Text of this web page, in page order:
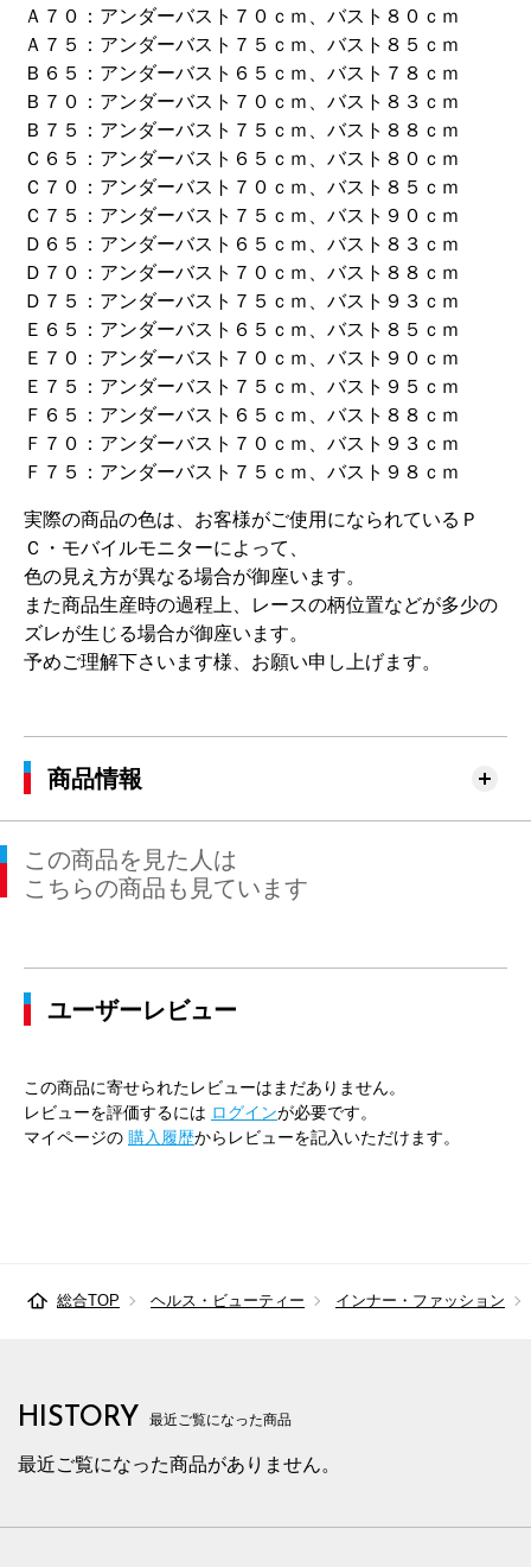
Ａ７０：アンダーバスト７０ｃｍ、バスト８０ｃｍ
Ａ７５：アンダーバスト７５ｃｍ、バスト８５ｃｍ
Ｂ６５：アンダーバスト６５ｃｍ、バスト７８ｃｍ
Ｂ７０：アンダーバスト７０ｃｍ、バスト８３ｃｍ
Ｂ７５：アンダーバスト７５ｃｍ、バスト８８ｃｍ
Ｃ６５：アンダーバスト６５ｃｍ、バスト８０ｃｍ
Ｃ７０：アンダーバスト７０ｃｍ、バスト８５ｃｍ
Ｃ７５：アンダーバスト７５ｃｍ、バスト９０ｃｍ
Ｄ６５：アンダーバスト６５ｃｍ、バスト８３ｃｍ
Ｄ７０：アンダーバスト７０ｃｍ、バスト８８ｃｍ
Ｄ７５：アンダーバスト７５ｃｍ、バスト９３ｃｍ
Ｅ６５：アンダーバスト６５ｃｍ、バスト８５ｃｍ
Ｅ７０：アンダーバスト７０ｃｍ、バスト９０ｃｍ
Ｅ７５：アンダーバスト７５ｃｍ、バスト９５ｃｍ
Ｆ６５：アンダーバスト６５ｃｍ、バスト８８ｃｍ
Ｆ７０：アンダーバスト７０ｃｍ、バスト９３ｃｍ
Ｆ７５：アンダーバスト７５ｃｍ、バスト９８ｃｍ
実際の商品の色は、お客様がご使用になられているＰ
Ｃ・モバイルモニターによって、
色の見え方が異なる場合が御座います。
また商品生産時の過程上、レースの柄位置などが多少の
ズレが生じる場合が御座います。
予めご理解下さいます様、お願い申し上げます。
商品情報
この商品を見た人は
こちらの商品も見ています
ユーザーレビュー
この商品に寄せられたレビューはまだありません。
レビューを評価するには ログインが必要です。
マイページの 購入履歴からレビューを記入いただけます。
総合TOP ヘルス・ビューティー インナー・ファッション
HISTORY 最近ご覧になった商品
最近ご覧になった商品がありません。